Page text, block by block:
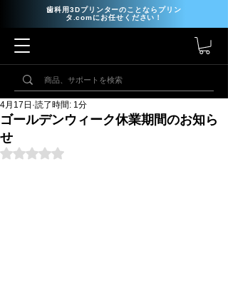
歯科用3Dプリンターのことならプリン
タ.comにお任せください！
ゴールデンウィーク休業期間のお知ら
せ
4月17日 読了時間: 1分
5つ星のうちNaNと評価されています。